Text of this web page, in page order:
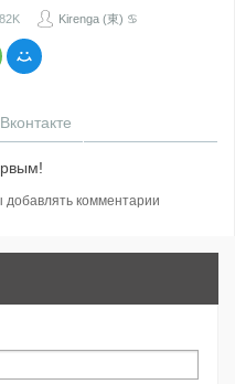
Kirenga (東) ♋
добавлять комментарии